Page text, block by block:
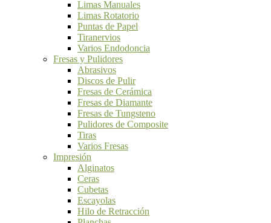
Limas Manuales
Limas Rotatorio
Puntas de Papel
Tiranervios
Varios Endodoncia
Fresas y Pulidores
Abrasivos
Discos de Pulir
Fresas de Cerámica
Fresas de Diamante
Fresas de Tungsteno
Pulidores de Composite
Tiras
Varios Fresas
Impresión
Alginatos
Ceras
Cubetas
Escayolas
Hilo de Retracción